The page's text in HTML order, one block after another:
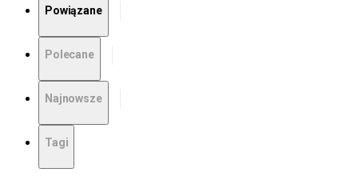
Powiązane
Polecane
Najnowsze
Tagi